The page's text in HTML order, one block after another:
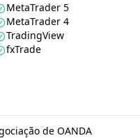
MetaTrader 5
MetaTrader 4
TradingView
fxTrade
de OANDA